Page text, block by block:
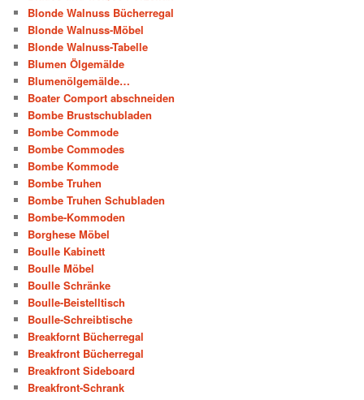
Blonde Walnuss Bücherregal
Blonde Walnuss-Möbel
Blonde Walnuss-Tabelle
Blumen Ölgemälde
Blumenölgemälde…
Boater Comport abschneiden
Bombe Brustschubladen
Bombe Commode
Bombe Commodes
Bombe Kommode
Bombe Truhen
Bombe Truhen Schubladen
Bombe-Kommoden
Borghese Möbel
Boulle Kabinett
Boulle Möbel
Boulle Schränke
Boulle-Beistelltisch
Boulle-Schreibtische
Breakfornt Bücherregal
Breakfront Bücherregal
Breakfront Sideboard
Breakfront-Schrank